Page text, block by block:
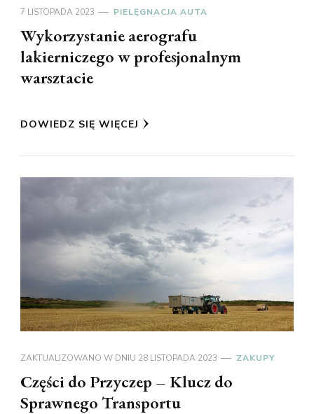
7 LISTOPADA 2023 PIELĘGNACJA AUTA
Wykorzystanie aerografu
lakierniczego w profesjonalnym
warsztacie
DOWIEDZ SIĘ WIĘCEJ
ZAKTUALIZOWANO W DNIU 28 LISTOPADA 2023 ZAKUPY
Części do Przyczep – Klucz do
Sprawnego Transportu